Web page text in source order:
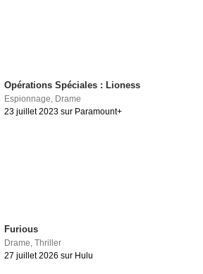
Opérations Spéciales : Lioness
Espionnage, Drame
23 juillet 2023 sur Paramount+
Furious
Drame ,Thriller
27 juillet 2026 sur Hulu